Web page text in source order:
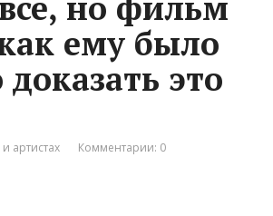
ему было
это
артистах Комментарии: 0